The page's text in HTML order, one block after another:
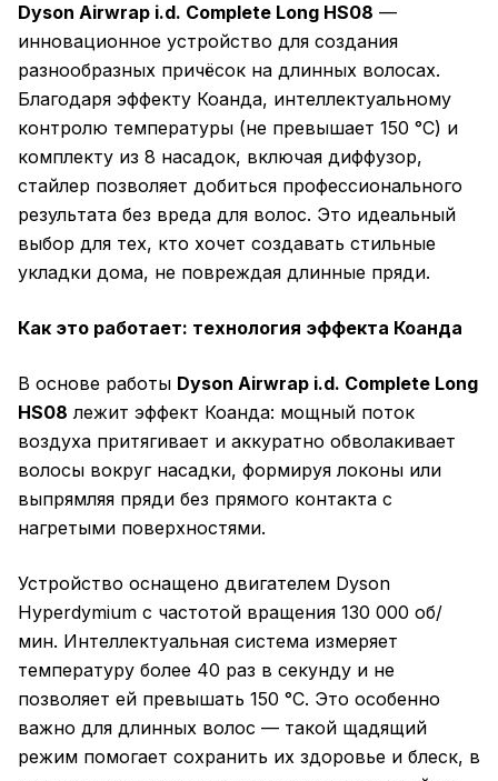
Dyson Airwrap i.d. Complete Long HS08 —
инновационное устройство для создания
разнообразных причёсок на длинных волосах.
Благодаря эффекту Коанда, интеллектуальному
контролю температуры (не превышает 150 °C) и
комплекту из 8 насадок, включая диффузор,
стайлер позволяет добиться профессионального
результата без вреда для волос. Это идеальный
выбор для тех, кто хочет создавать стильные
укладки дома, не повреждая длинные пряди.
Как это работает: технология эффекта Коанда
В основе работы Dyson Airwrap i.d. Complete Long
HS08 лежит эффект Коанда: мощный поток
воздуха притягивает и аккуратно обволакивает
волосы вокруг насадки, формируя локоны или
выпрямляя пряди без прямого контакта с
нагретыми поверхностями.
Устройство оснащено двигателем Dyson
Hyperdymium с частотой вращения 130 000 об/
мин. Интеллектуальная система измеряет
температуру более 40 раз в секунду и не
позволяет ей превышать 150 °C. Это особенно
важно для длинных волос — такой щадящий
режим помогает сохранить их здоровье и блеск, в